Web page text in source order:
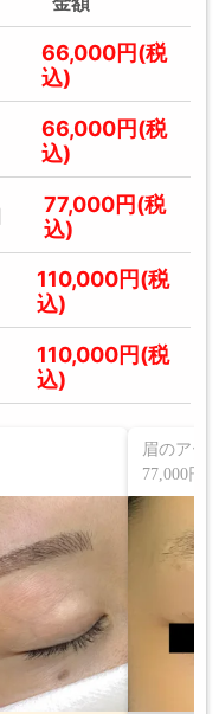
66,000円(税
込)
66,000円(税
込)
77,000円(税
込)
110,000円(税
込)
110,000円(税
込)
眉のアー
77,000円(